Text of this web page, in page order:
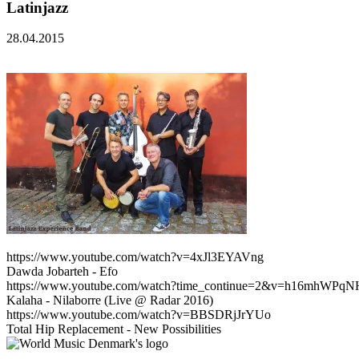
Latinjazz
28.04.2015
https://www.youtube.com/watch?v=4xJl3EYAVng
Dawda Jobarteh - Efo
https://www.youtube.com/
Kalaha - Nilaborre (Live @ Radar 2016)
https://www.youtube.com/watch?v=BBSDRjJrYUo
Total Hip Replacement - New Possibilities